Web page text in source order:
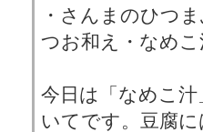
・さんまのひつ
つお和え・なめこ
今日は「なめこ
いてです。豆腐